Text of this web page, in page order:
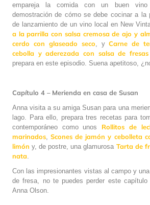
empareja la comida con un buen vino
demostración de cómo se debe cocinar a la
de lanzamiento de un vino local en New
a la parrilla con salsa cremosa de ajo y
cerdo con glaseado seco , yCarne de
cebolla y aderezada con salsa de fresas
prepara en este episodio. Suena apetitoso,
Capítulo 4 – Merienda en casa de Susan
Anna visita a su amiga Susan para una
lago. Para ello, prepara tres recetas para
contemporáneo como unos Rollitos de
marinados ,Scones de jamón y cebolleta
limón y, de postre, una glamurosa Tarta de
nata
Con las impresionantes vistas al campo y
de fresa, no te puedes perder este
Anna Olson.